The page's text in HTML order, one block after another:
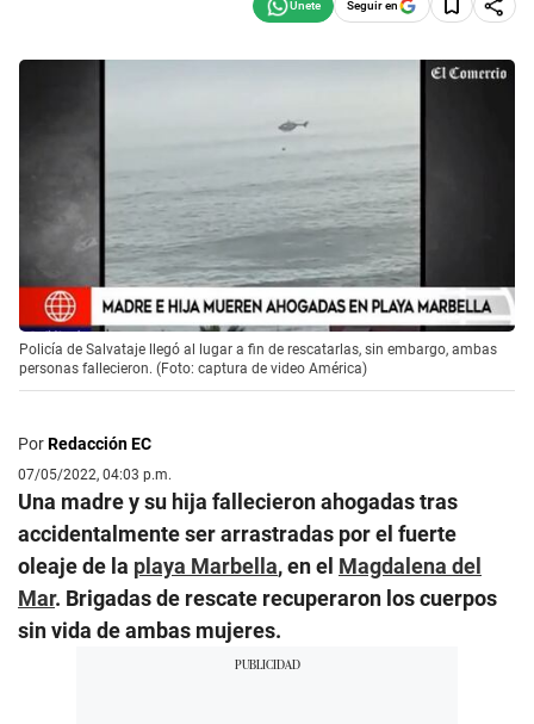
Seguir en
Policía de Salvataje llegó al lugar a fin de rescatarlas, sin embargo, ambas
personas fallecieron. (Foto: captura de video América)
PorRedacción EC
07/05/2022, 04:03 p.m.
Una madre y su hija fallecieron ahogadas tras
accidentalmente ser arrastradas por el fuerte
oleaje de la playa Marbella, en el Magdalena del
Mar. Brigadas de rescate recuperaron los cuerpos
sin vida de ambas mujeres.